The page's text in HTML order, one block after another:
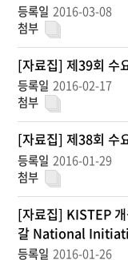
럼
>
자
료
집
목
록
-
번
호,
제
목,
등
록
자,
2016-03-08
[자료집] 제39회 수
2016-02-17
[자료집] 제38회 수
2016-01-29
[자료집] KISTEP
갈 National
2016-01-26